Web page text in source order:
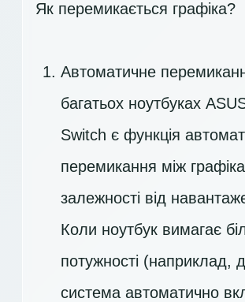
Як перемикається графіка?
Автоматичне
багатьох ноутбуках
Switch є функція
перемикання між
залежності від
Коли ноутбук вимагає
потужності (наприклад,
система автоматично